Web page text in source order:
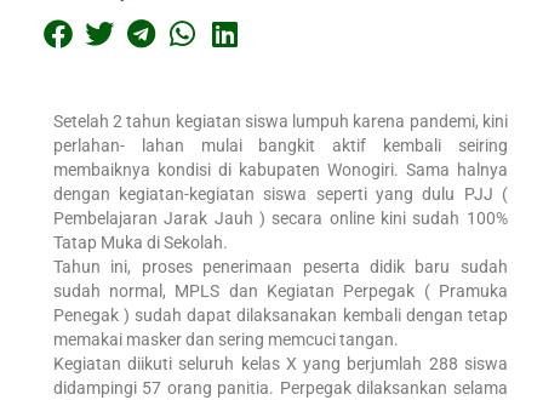
Setelah 2 tahun kegiatan siswa lumpuh karena pandemi, kini
perlahan- lahan mulai bangkit aktif kembali seiring
membaiknya kondisi di kabupaten Wonogiri. Sama halnya
dengan kegiatan-kegiatan siswa seperti yang dulu PJJ (
Pembelajaran Jarak Jauh ) secara online kini sudah 100%
Tatap Muka di Sekolah.
Tahun ini, proses penerimaan peserta didik baru sudah
sudah normal, MPLS dan Kegiatan Perpegak ( Pramuka
Penegak ) sudah dapat dilaksanakan kembali dengan tetap
memakai masker dan sering memcuci tangan.
Kegiatan diikuti seluruh kelas X yang berjumlah 288 siswa
didampingi 57 orang panitia. Perpegak dilaksankan selama